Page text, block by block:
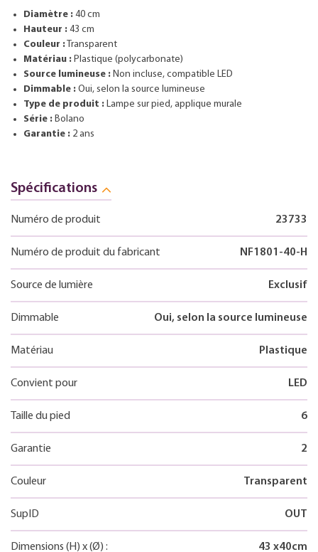
Diamètre : 40 cm
Hauteur : 43 cm
Couleur :Transparent
Matériau : Plastique (polycarbonate)
Source lumineuse : Non incluse, compatible LED
Dimmable : Oui, selon la source lumineuse
Type de produit : Lampe sur pied, applique murale
Série : Bolano
Garantie : 2 ans
Spécifications
Numéro de produit 23733
Numéro de produit du fabricant NF1801-40-H
Source de lumière Exclusif
Dimmable Oui, selon la source lumineuse
Matériau Plastique
Convient pour LED
Taille du pied 6
Garantie 2
Couleur Transparent
SupID OUT
Dimensions (H) x(Ø) : 43 x40cm